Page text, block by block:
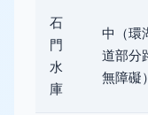
石
門
水
庫
中（環
道部分
無障礙）